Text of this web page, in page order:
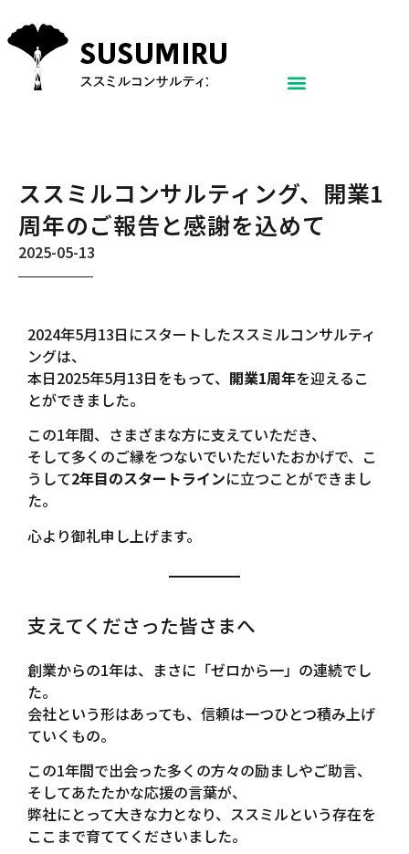
ススミルコンサルティング、開業1
周年のご報告と感謝を込めて
2025-05-13
2024年5月13日にスタートしたススミルコンサルティ
ングは、
本日2025年5月13日をもって、 開業1周年を迎えるこ
とができました。
この1年間、さまざまな方に支えていただき、
そして多くのご縁をつないでいただいたおかげで、こ
うして2年目のスタートラインに立つことができまし
た。
心より御礼申し上げます。
支えてくださった皆さまへ
創業からの1年は、まさに「ゼロから一」の連続でし
た。
会社という形はあっても、信頼は一つひとつ積み上げ
ていくもの。
この1年間で出会った多くの方々の励ましやご助言、
そしてあたたかな応援の言葉が、
弊社にとって大きな力となり、ススミルという存在を
ここまで育ててくださいました。